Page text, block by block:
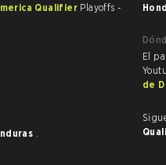
Qualifier Playoffs -
.
El
de